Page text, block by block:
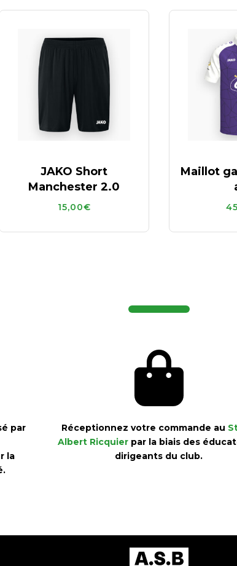
JAKO Short
Manchester 2.0
15,00€
Maillot
par
la
Réceptionnez votre commande au
Albert Ricquierpar la biais des
dirigeants du club.